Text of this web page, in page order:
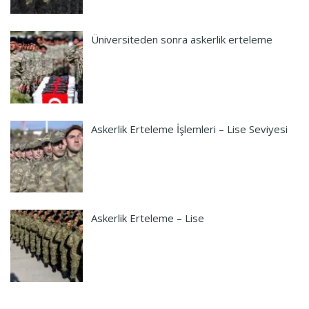
Üniversiteden sonra askerlik erteleme
Askerlik Erteleme İşlemleri – Lise Seviyesi
Askerlik Erteleme – Lise